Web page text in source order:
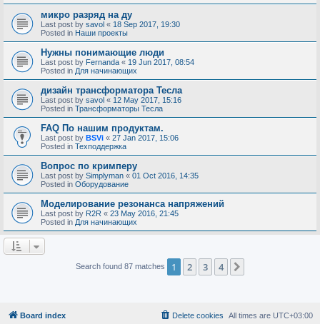
микро разряд на ду
Last post by savol « 18 Sep 2017, 19:30
Posted in Наши проекты
Нужны понимающие люди
Last post by Fernanda « 19 Jun 2017, 08:54
Posted in Для начинающих
дизайн трансформатора Тесла
Last post by savol « 12 May 2017, 15:16
Posted in Трансформаторы Тесла
FAQ По нашим продуктам.
Last post by BSVi « 27 Jan 2017, 15:06
Posted in Техподдержка
Вопрос по кримперу
Last post by Simplyman « 01 Oct 2016, 14:35
Posted in Оборудование
Моделирование резонанса напряжений
Last post by R2R « 23 May 2016, 21:45
Posted in Для начинающих
Search found 87 matches 1 2 3 4
Board index All times are UTC+03:00
Delete cookies